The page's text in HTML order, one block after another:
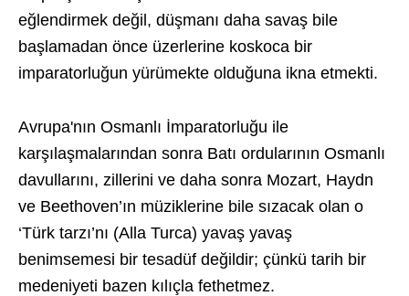
eğlendirmek değil, düşmanı daha savaş bile
başlamadan önce üzerlerine koskoca bir
imparatorluğun yürümekte olduğuna ikna etmekti.
Avrupa'nın Osmanlı İmparatorluğu ile
karşılaşmalarından sonra Batı ordularının Osmanlı
davullarını, zillerini ve daha sonra Mozart, Haydn
ve Beethoven’ın müziklerine bile sızacak olan o
‘Türk tarzı’nı (Alla Turca) yavaş yavaş
benimsemesi bir tesadüf değildir; çünkü tarih bir
medeniyeti bazen kılıçla fethetmez.